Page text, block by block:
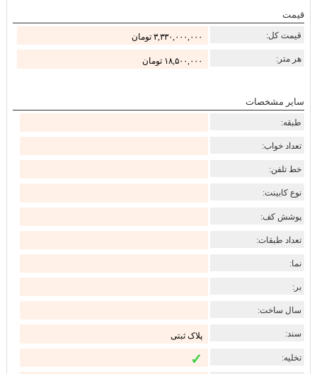
قیمت
قیمت کل: ۳,۳۳۰,۰۰۰,۰۰۰ تومان
هر متر: ۱۸,۵۰۰,۰۰۰ تومان
سایر مشخصات
طبقه:
تعداد خواب:
خط تلفن:
نوع کابینت:
پوشش کف:
تعداد طبقات:
نما:
بر:
سال ساخت:
سند: پلاک ثبتی
تخلیه: ✓